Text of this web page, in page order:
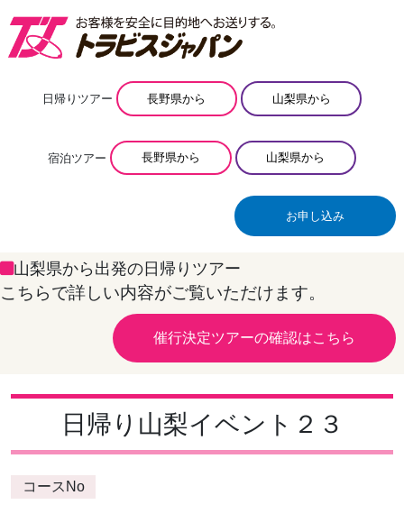
日帰りツアー 長野県から 山梨県から
宿泊ツアー 長野県から 山梨県から
お申し込み
山梨県から出発の日帰りツアー
こちらで詳しい内容がご覧いただけます。
催行決定ツアーの確認はこちら
日帰り山梨イベント２３
コースNo